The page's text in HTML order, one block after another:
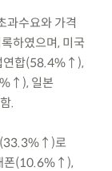
과수요와 가격
하였으며, 미국
연합(58.4%↑),
일본
.
(33.3%↑)로
폰(10.6%↑),